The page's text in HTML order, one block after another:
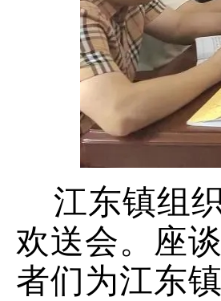
江东镇组
欢送会。座
者们为江东